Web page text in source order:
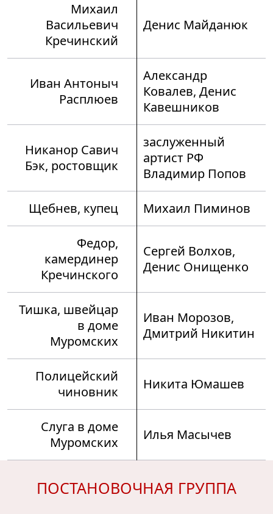
Михаил
Васильевич
Кречинский
Денис Майданюк
Иван Антоныч
Расплюев
Александр
Ковалев, Денис
Кавешников
Никанор Савич
Бэк, ростовщик
заслуженный
артист РФ
Владимир Попов
Щебнев, купец Михаил Пиминов
Федор,
камердинер
Кречинского
Сергей Волхов,
Денис Онищенко
Тишка, швейцар
в доме
Муромских
Иван Морозов,
Дмитрий Никитин
Полицейский
чиновник
Никита Юмашев
Слуга в доме
Муромских
Илья Масычев
ПОСТАНОВОЧНАЯ ГРУППА